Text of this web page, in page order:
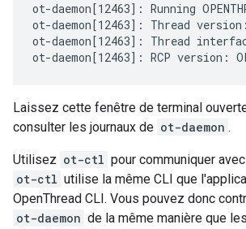
ot-daemon[12463]: Running
ot-daemon[12463]: Thread
ot-daemon[12463]: Thread
Laissez cette fenêtre de terminal
consulter les journaux de ot-daemon .
Utilisez ot-ctl pour communiquer
ot-ctl utilise la même CLI que
OpenThread CLI. Vous pouvez donc
ot-daemon de la même manière que